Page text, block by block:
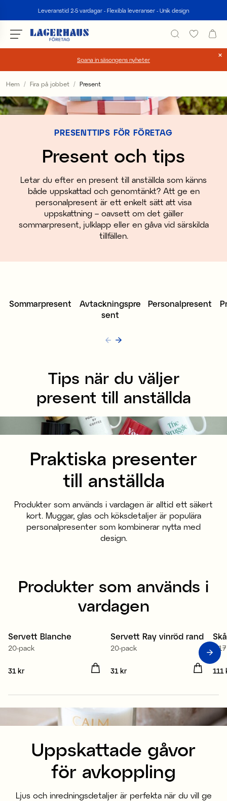
Leveranstid 2-5 vardagar - Flexibla leveranser - Unik design
Spana in säsongens nyheter
Välj språk / valuta
DK / EUR
Hem Fira på jobbet Present
PRESENTTIPS FÖR FÖRETAG
Present och tips
Letar du efter en present till anställda som känns
både uppskattad och genomtänkt? Att ge en
personalpresent är ett enkelt sätt att visa
uppskattning – oavsett om det gäller
sommarpresent, julklapp eller en gåva vid särskilda
tillfällen.
Sommarpresent
Avtackningspre
sent
Personalpresent
Tips när du väljer
present till anställda
Praktiska presenter
till anställda
Produkter som används i vardagen är alltid ett säkert
kort. Muggar, glas och köksdetaljer är populära
personalpresenter som kombinerar nytta med
design.
Produkter som används i
vardagen
Nyhet
Servett Blanche
20-pack
Pris:
31 kr
Nyhet
Tillverkad i Europa
Servett Ray vinröd rand
20-pack
Pris:
31 kr Pris
111
Uppskattade gåvor
för avkoppling
Ljus och inredningsdetaljer är perfekta när du vill ge